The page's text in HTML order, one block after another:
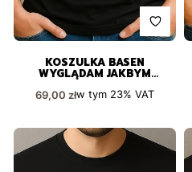
KOSZULKA BASEN
WYGLĄDAM JAKBYM
Cena brutto
69,00 złw tym 23%VAT